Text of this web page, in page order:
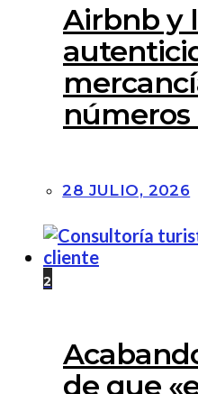
Airbnb y
28 JULIO, 2026
2
de que